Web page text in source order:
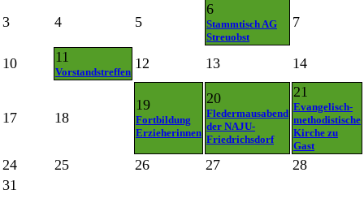
3 4 5
6
Stammtisch AG
Streuobst
7
10 11
Vorstandstreffen
12 13 14
17 18
19
Fortbildung
Erzieherinnen
20
Fledermausabend
der NAJU-
Friedrichsdorf
21
Evangelisch-
methodistische
Kirche zu
Gast
24 25 26 27
28
31